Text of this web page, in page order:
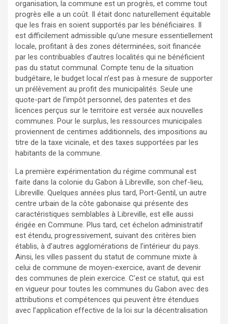
organisation, la commune est un progrès, et comme tout
progrès elle a un coût. Il était donc naturellement équitable
que les frais en soient supportés par les bénéficiaires. Il
est difficilement admissible qu’une mesure essentiellement
locale, profitant à des zones déterminées, soit financée
par les contribuables d’autres localités qui ne bénéficient
pas du statut communal. Compte tenu de la situation
budgétaire, le budget local n’est pas à mesure de supporter
un prélèvement au profit des municipalités. Seule une
quote-part de l’impôt personnel, des patentes et des
licences perçus sur le territoire est versée aux nouvelles
communes. Pour le surplus, les ressources municipales
proviennent de centimes additionnels, des impositions au
titre de la taxe vicinale, et des taxes supportées par les
habitants de la commune.
La première expérimentation du régime communal est
faite dans la colonie du Gabon à Libreville, son chef-lieu,
Libreville. Quelques années plus tard, Port-Gentil, un autre
centre urbain de la côte gabonaise qui présente des
caractéristiques semblables à Libreville, est elle aussi
érigée en Commune. Plus tard, cet échelon administratif
est étendu, progressivement, suivant des critères bien
établis, à d’autres agglomérations de l’intérieur du pays.
Ainsi, les villes passent du statut de commune mixte à
celui de commune de moyen-exercice, avant de devenir
des communes de plein exercice. C’est ce statut, qui est
en vigueur pour toutes les communes du Gabon avec des
attributions et compétences qui peuvent être étendues
avec l’application effective de la loi sur la décentralisation